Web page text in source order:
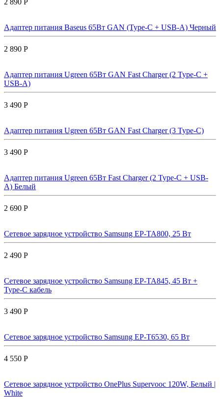
2 890 Р
Адаптер питания Baseus 65Вт GAN (Type-C + USB-A) Черный
2 890 Р
Адаптер питания Ugreen 65Вт GAN Fast Charger (2 Type-C +
USB-A)
3 490 Р
Адаптер питания Ugreen 65Вт GAN Fast Charger (3 Type-C)
3 490 Р
Адаптер питания Ugreen 65Вт Fast Charger (2 Type-C + USB-
A) Белый
2 690 Р
Сетевое зарядное устройство Samsung EP-TA800, 25 Вт
2 490 Р
Сетевое зарядное устройство Samsung EP-TA845, 45 Вт +
Type-C кабель
3 490 Р
Сетевое зарядное устройство Samsung EP-T6530, 65 Вт
4 550 Р
Сетевое зарядное устройство OnePlus Supervooc 120W, Белый |
White